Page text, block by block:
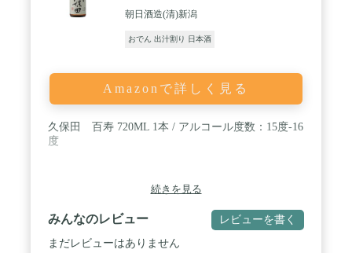
朝日酒造(清)新潟
おでん 出汁割り 日本酒
Amazonで詳しく見る
久保田 百寿 720ML 1本 / アルコール度数：15度-16
度
続きを見る
みんなのレビュー レビューを書く
まだレビューはありません